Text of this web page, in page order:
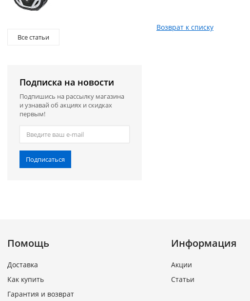
Возврат к списку
Все статьи
Подписка на новости
Подпишись на рассылку магазина
и узнавай об акциях и скидках
первым!
Подписаться
Помощь
Доставка
Как купить
Гарантия и возврат
Информация
Акции
Статьи